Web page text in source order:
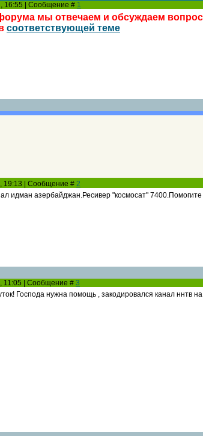
16:55 | Сообщение # 1
мы отвечаем и обсуждаем
соответствующей теме
19:13 | Сообщение # 2
идман азербайджан.Ресивер "космосат"
11:05 | Сообщение # 3
Господа нужна помощь , закодировался канал ннтв на